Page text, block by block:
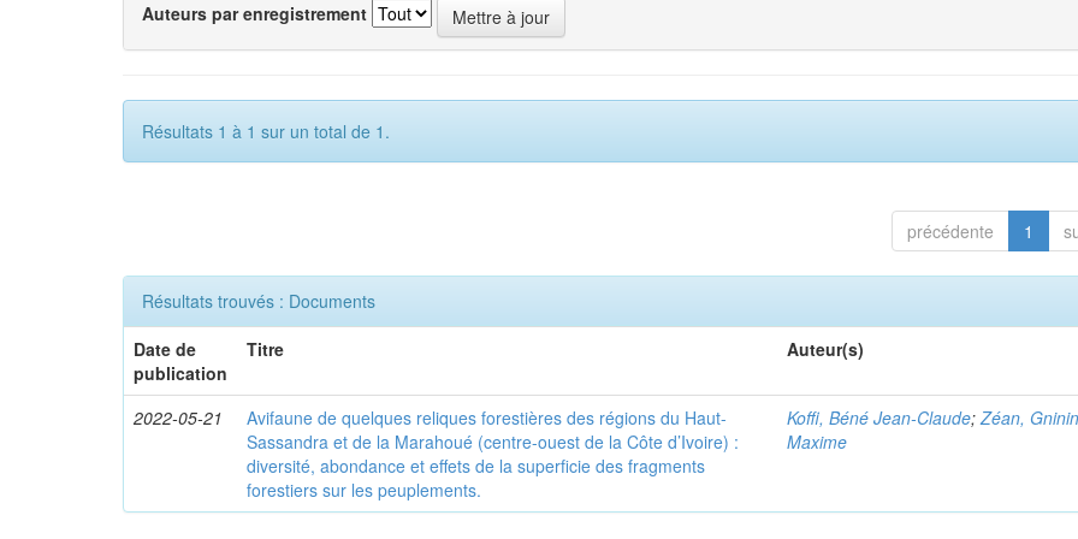
Auteurs par enregistrement
Résultats 1 à 1 sur un total de 1.
précédente 1
Résultats trouvés : Documents
Date de
publication
Titre Auteur(s)
2022-05-21
Avifaune de quelques reliques forestières des régions du Haut-
Sassandra et de la Marahoué (centre-ouest de la Côte d’Ivoire) :
diversité, abondance et effets de la superficie des fragments
forestiers sur les peuplements.
Koffi, Béné Jean-Claude;Zéan,
Maxime